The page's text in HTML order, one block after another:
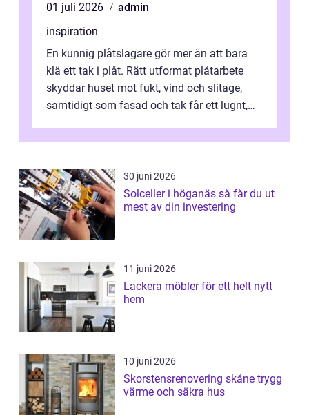
01 juli 2026
admin
inspiration
En kunnig plåtslagare gör mer än att bara
klä ett tak i plåt. Rätt utformat plåtarbete
skyddar huset mot fukt, vind och slitage,
samtidigt som fasad och tak får ett lugnt,
30 juni 2026
Solceller i höganäs så får du ut
mest av din investering
11 juni 2026
Lackera möbler för ett helt nytt
hem
10 juni 2026
Skorstensrenovering skåne trygg
värme och säkra hus